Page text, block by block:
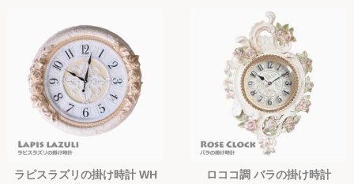
ラピスラズリの掛け時計 WH
ロココ調 バラの掛け時計